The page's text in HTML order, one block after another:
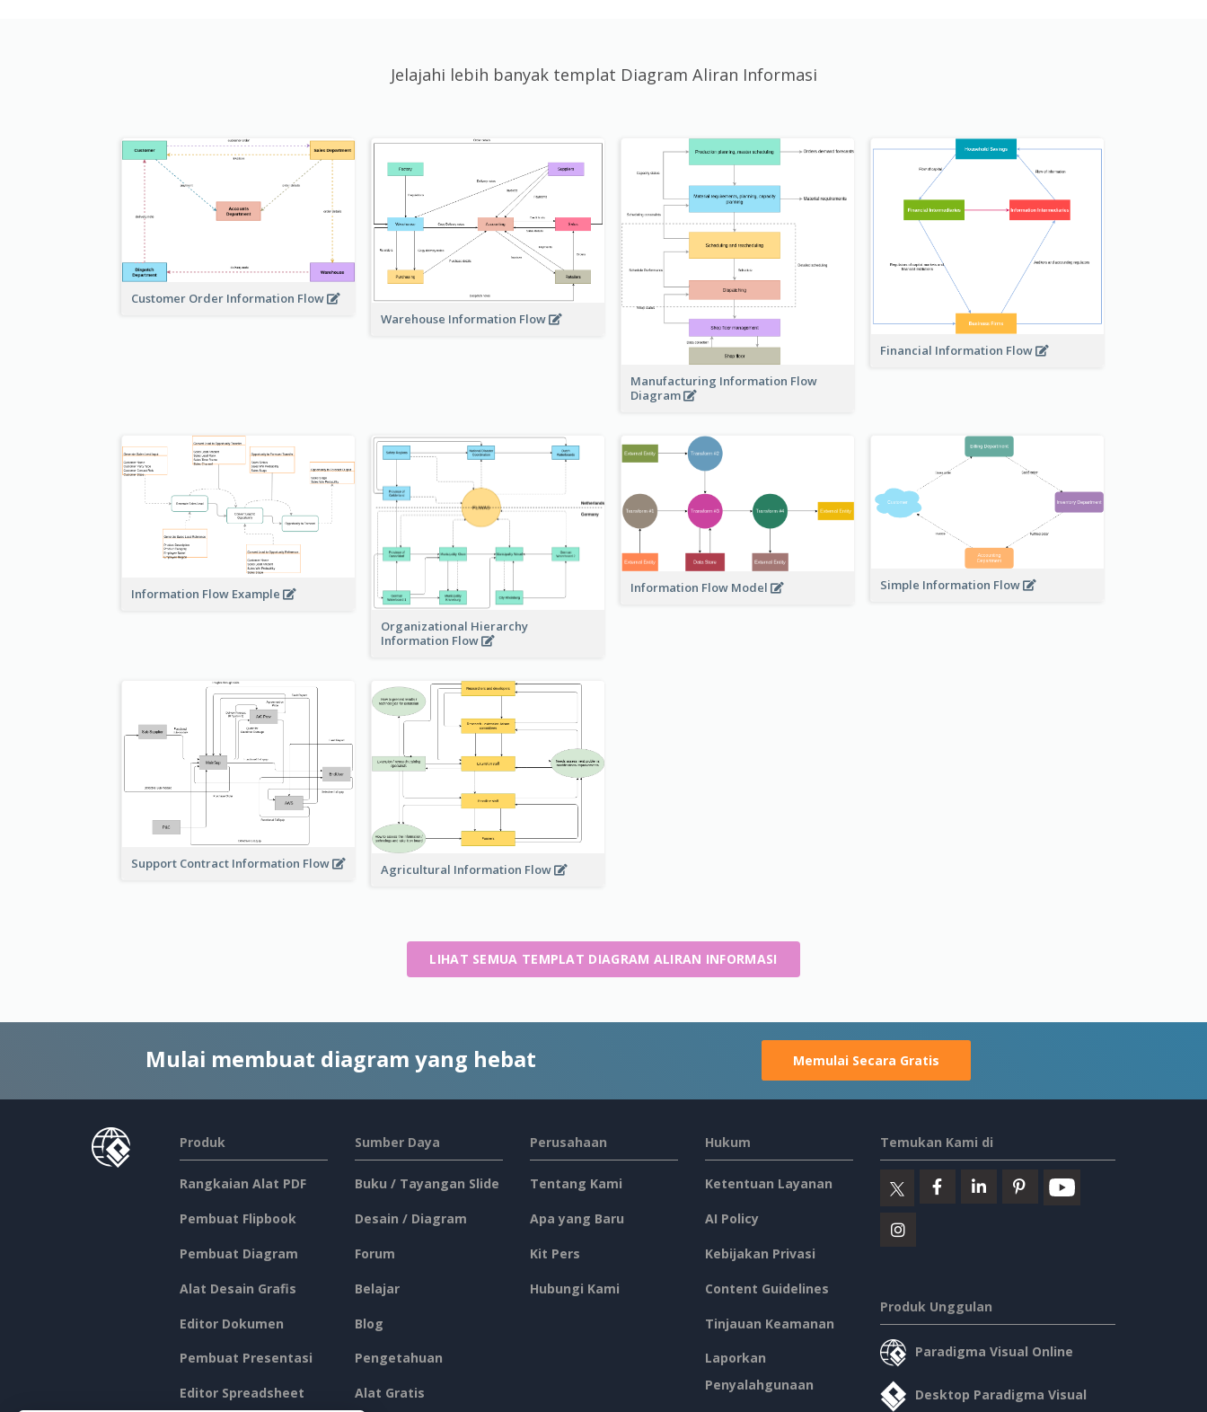
Jelajahi lebih banyak templat Diagram Aliran Informasi
Customer Order Information Flow
Warehouse Information Flow
Manufacturing Information Flow
Diagram
Financial Information Flow
Information Flow Example
Organizational Hierarchy
Information Flow
Information Flow Model Simple Information Flow
Support Contract Information Flow Agricultural Information Flow
LIHAT SEMUA TEMPLAT DIAGRAM ALIRAN INFORMASI
Mulai membuat diagram yang hebat Memulai Secara Gratis
Produk
Rangkaian Alat PDF
Pembuat Flipbook
Pembuat Diagram
Alat Desain Grafis
Editor Dokumen
Pembuat Presentasi
Editor Spreadsheet
Sumber Daya
Buku / Tayangan Slide
Desain / Diagram
Forum
Belajar
Blog
Pengetahuan
Alat Gratis
Perusahaan
Tentang Kami
Apa yang Baru
Kit Pers
Hubungi Kami
Hukum
Ketentuan Layanan
AI Policy
Kebijakan Privasi
Content Guidelines
Tinjauan Keamanan
Laporkan
Penyalahgunaan
Temukan Kami di
Produk Unggulan
Paradigma Visual Online
Desktop Paradigma Visual